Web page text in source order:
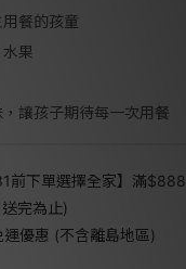
餐的孩童
果
讓孩子期待每一次用餐
前下單選擇全家】滿$888
完為止)
優惠 (不含離島地區)